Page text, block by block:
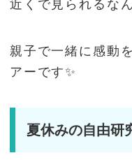
近くで見られるな
親子で一緒に感動
アーです✨
夏休みの自由研